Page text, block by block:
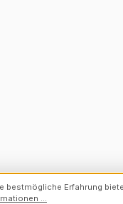
bestmögliche Erfahrung
...